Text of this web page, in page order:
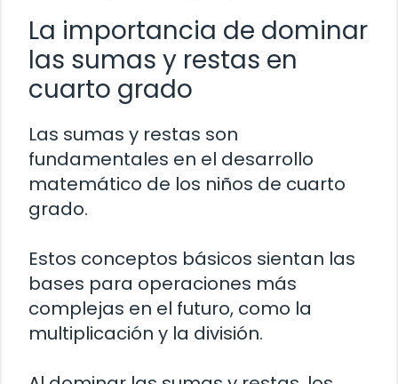
La importancia de dominar
las sumas y restas en
cuarto grado
Las sumas y restas son
fundamentales en el desarrollo
matemático de los niños de cuarto
grado.
Estos conceptos básicos sientan las
bases para operaciones más
complejas en el futuro, como la
multiplicación y la división.